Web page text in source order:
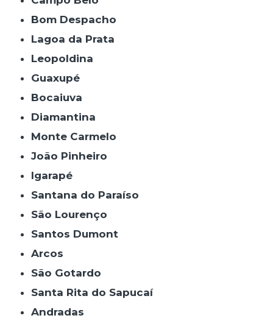
Bom Despacho
Lagoa da Prata
Leopoldina
Guaxupé
Bocaiuva
Diamantina
Monte Carmelo
João Pinheiro
Igarapé
Santana do Paraíso
São Lourenço
Santos Dumont
Arcos
São Gotardo
Santa Rita do Sapucaí
Andradas